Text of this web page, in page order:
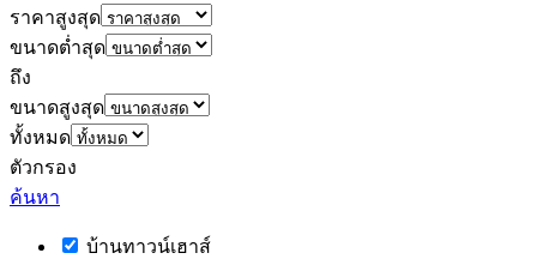
ราคาสูงสุด
ขนาดต่ำสุด
ถึง
ขนาดสูงสุด
ทั้งหมด
ตัวกรอง
ค้นหา
บ้านทาวน์เฮาส์